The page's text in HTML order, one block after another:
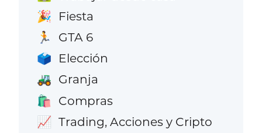
🎉 Fiesta
🏃 GTA 6
🗳️ Elección
🚜 Granja
🛍️ Compras
📈 Trading, Acciones y Cripto